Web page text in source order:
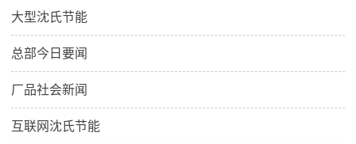
大型沈氏节能
总部今日要闻
厂品社会新闻
互联网沈氏节能